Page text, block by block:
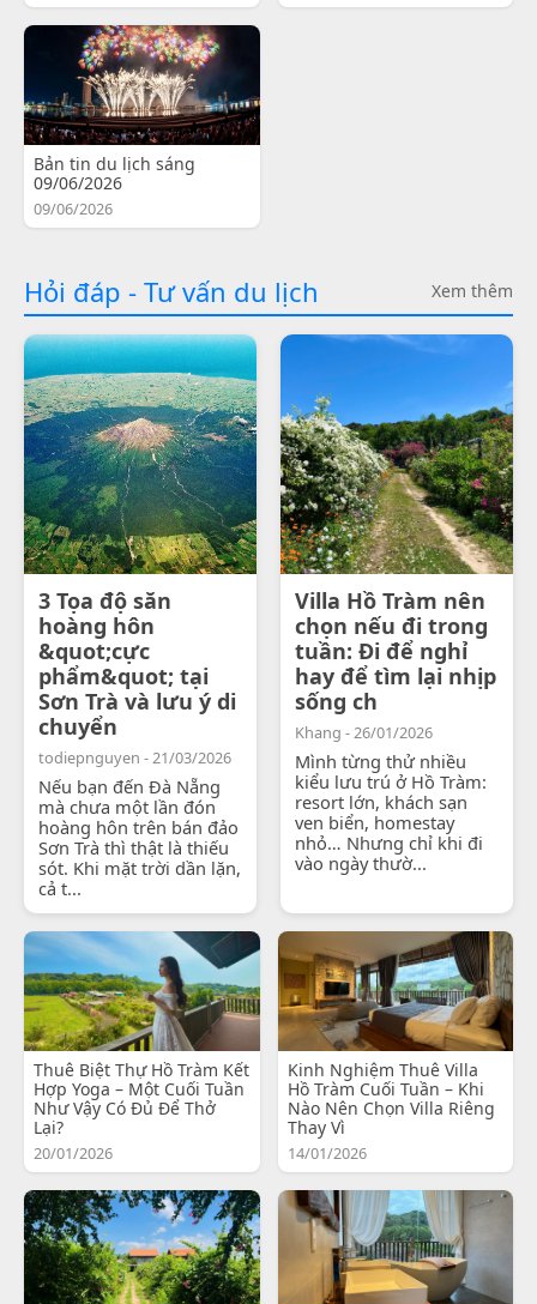
Bản tin du lịch sáng
09/06/2026
09/06/2026
Hỏi đáp - Tư vấn du lịch Xem thêm
3 Tọa độ săn
hoàng hôn
&quot;cực
phẩm&quot; tại
Sơn Trà và lưu ý di
chuyển
todiepnguyen - 21/03/2026
Nếu bạn đến Đà Nẵng
mà chưa một lần đón
hoàng hôn trên bán đảo
Sơn Trà thì thật là thiếu
sót. Khi mặt trời dần lặn,
cả t...
Villa Hồ Tràm nên
chọn nếu đi trong
tuần: Đi để nghỉ
hay để tìm lại nhịp
sống ch
Khang - 26/01/2026
Mình từng thử nhiều
kiểu lưu trú ở Hồ Tràm:
resort lớn, khách sạn
ven biển, homestay
nhỏ… Nhưng chỉ khi đi
vào ngày thườ...
Thuê Biệt Thự Hồ Tràm Kết
Hợp Yoga – Một Cuối Tuần
Như Vậy Có Đủ Để Thở
Lại?
20/01/2026
Kinh Nghiệm Thuê Villa
Hồ Tràm Cuối Tuần – Khi
Nào Nên Chọn Villa Riêng
Thay Vì
14/01/2026